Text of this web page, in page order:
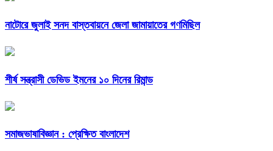
নাটোরে জুলাই সনদ বাস্তবায়নে জেলা জামায়াতের গণমিছিল
শীর্ষ সন্ত্রাসী ডেভিড ইমনের ১০ দিনের রিমান্ড
সমাজভাষাবিজ্ঞান : প্রেক্ষিত বাংলাদেশ